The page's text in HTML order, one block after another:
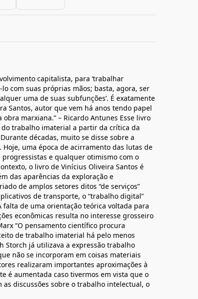
capitalista, para ‘trabalhar
com suas próprias mãos; basta, agora, ser
uma de suas subfunções’. É exatamente
Santos, autor que vem há anos tendo papel
marxiana.” – Ricardo Antunes Esse livro
trabalho imaterial a partir da crítica da
décadas, muito se disse sobre a
Hoje, uma época de acirramento das lutas de
progressistas e qualquer otimismo com o
o livro de Vinícius Oliveira Santos é
das aparências da exploração e
de amplos setores ditos “de serviços”
de transporte, o “trabalho digital”
falta de uma orientação teórica voltada para
econômicas resulta no interesse grosseiro
“O pensamento científico procura
de trabalho imaterial há pelo menos
Storch já utilizava a expressão trabalho
não se incorporam em coisas materiais
realizaram importantes aproximações à
é aumentada caso tivermos em vista que o
discussões sobre o trabalho intelectual, o